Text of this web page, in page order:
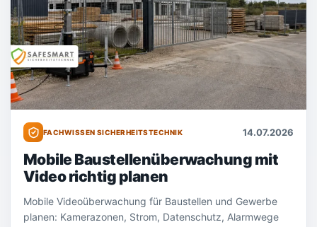
FACHWISSEN SICHERHEITSTECHNIK 14.07.2026
Mobile Baustellenüberwachung mit
Video richtig planen
Mobile Videoüberwachung für Baustellen und Gewerbe
planen: Kamerazonen, Strom, Datenschutz, Alarmwege